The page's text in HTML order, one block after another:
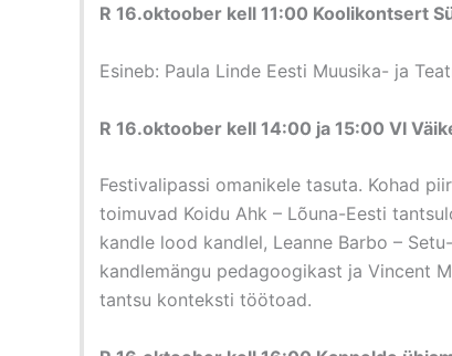
R 16.oktoober kell 11:00 Koolikontsert
Esineb: Paula Linde Eesti Muusika- ja
R 16.oktoober kell 14:00 ja 15:00 VI
Festivalipassi omanikele tasuta. Kohad
toimuvad Koidu Ahk – Lõuna-Eesti
kandle lood kandlel, Leanne Barbo –
kandlemängu pedagoogikast ja Vincent
tantsu konteksti töötoad.